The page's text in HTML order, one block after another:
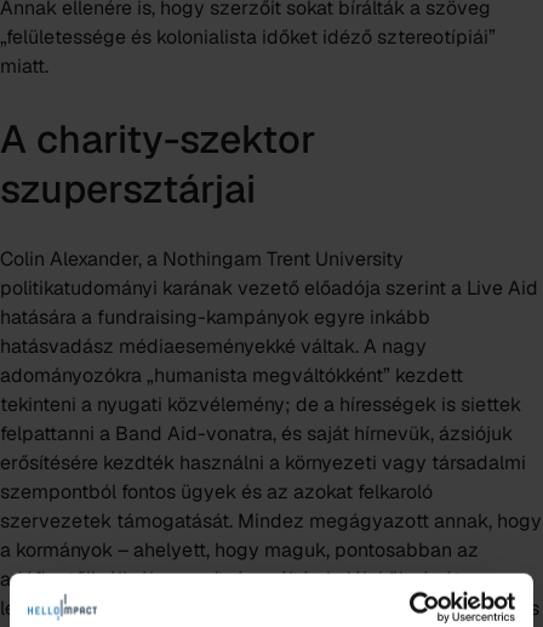
Annak ellenére is, hogy szerzőit sokat bírálták a szöveg
„felületessége és kolonialista időket idéző sztereotípiái”
miatt.
A charity-szektor
szupersztárjai
Colin Alexander, a Nothingam Trent University
politikatudományi karának vezető előadója szerint a Live Aid
hatására a fundraising-kampányok egyre inkább
hatásvadász médiaeseményekké váltak. A nagy
adományozókra „humanista megváltókként” kezdett
tekinteni a nyugati közvélemény; de a hírességek is siettek
felpattanni a Band Aid-vonatra, és saját hírnevük, ázsiójuk
erősítésére kezdték használni a környezeti vagy társadalmi
szempontból fontos ügyek és az azokat felkaroló
szervezetek támogatását. Mindez megágyazott annak, hogy
a kormányok – ahelyett, hogy maguk, pontosabban az
adófizetőik állnák a segítségnyújtó akciók költségét –,
lerázzák magukról az ezzel együtt járó kiadások és a morális